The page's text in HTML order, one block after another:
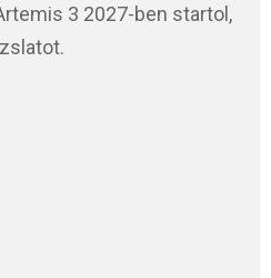
3 2027-ben startol,